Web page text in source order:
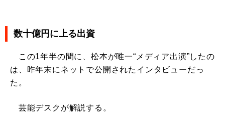
数十億円に上る出資
この1年半の間に、松本が唯一“メディア出演”したの
は、昨年末にネットで公開されたインタビューだっ
た。
芸能デスクが解説する。